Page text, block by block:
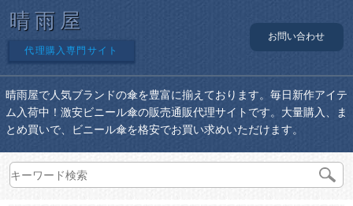
晴雨屋
代理購入専門サイト
お問い合わせ
晴雨屋で人気ブランドの傘を豊富に揃えております。毎日新作アイテ
ム入荷中！激安ビニール傘の販売通販代理サイトです。大量購入、ま
とめ買いで、ビニール傘を格安でお買い求めいただけます。